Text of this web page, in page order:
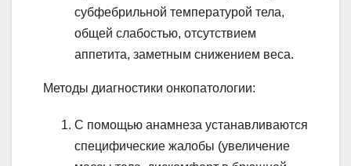
субфебрильной температурой тела,
общей слабостью, отсутствием
аппетита, заметным снижением веса.
Методы диагностики онкопатологии:
С помощью анамнеза устанавливаются
специфические жалобы (увеличение